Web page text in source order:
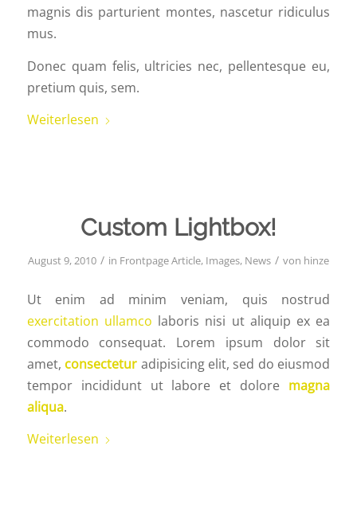
magnis dis parturient montes, nascetur ridiculus
mus.
Donec quam felis, ultricies nec, pellentesque eu,
pretium quis, sem.
Weiterlesen
Custom Lightbox!
August 9, 2010 / in Frontpage Article, Images, News / von hinze
Ut enim ad minim veniam, quis nostrud
exercitation ullamco laboris nisi ut aliquip ex ea
commodo consequat. Lorem ipsum dolor sit
amet, consectetur adipisicing elit, sed do eiusmod
tempor incididunt ut labore et dolore magna
aliqua.
Weiterlesen